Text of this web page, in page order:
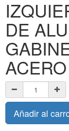
DE
ACERO
Añadir al